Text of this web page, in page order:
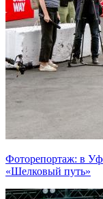
Фоторепортаж: в
«Шелковый путь»